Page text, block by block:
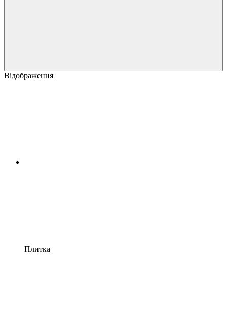
Відображення
Плитка